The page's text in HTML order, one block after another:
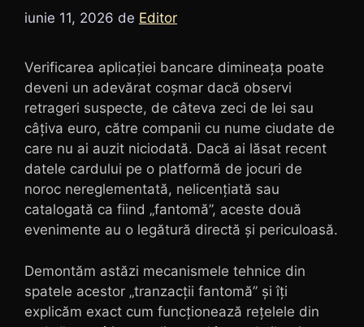
iunie 11, 2026 de Editor
Verificarea aplicației bancare dimineața poate
deveni un adevărat coșmar dacă observi
retrageri suspecte, de câteva zeci de lei sau
câțiva euro, către companii cu nume ciudate de
care nu ai auzit niciodată. Dacă ai lăsat recent
datele cardului pe o platformă de jocuri de
noroc nereglementată, nelicențiată sau
catalogată ca fiind „fantomă”, aceste două
evenimente au o legătură directă și periculoasă.
Demontăm astăzi mecanismele tehnice din
spatele acestor „tranzacții fantomă” și îți
explicăm exact cum funcționează rețelele din